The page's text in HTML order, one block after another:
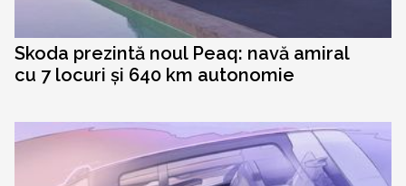
Skoda prezintă noul Peaq: navă amiral
cu 7 locuri și 640 km autonomie